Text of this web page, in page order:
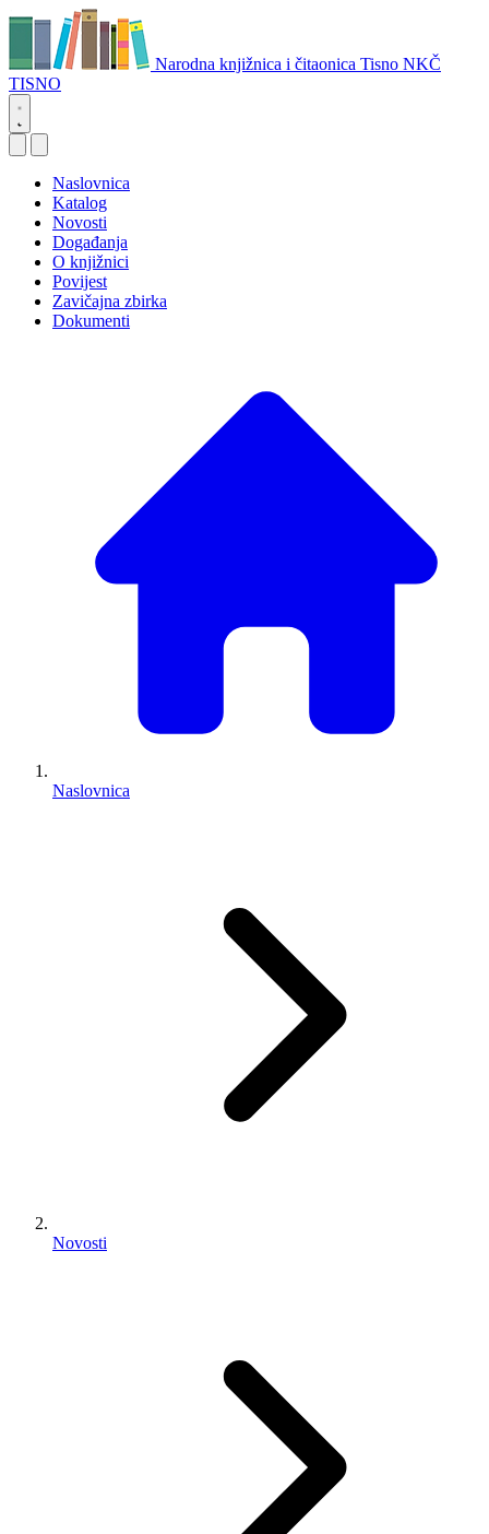
Narodna knjižnica i čitaonica Tisno NKČ
TISNO
Naslovnica
Katalog
Novosti
Događanja
O knjižnici
Povijest
Zavičajna zbirka
Dokumenti
Naslovnica
Novosti